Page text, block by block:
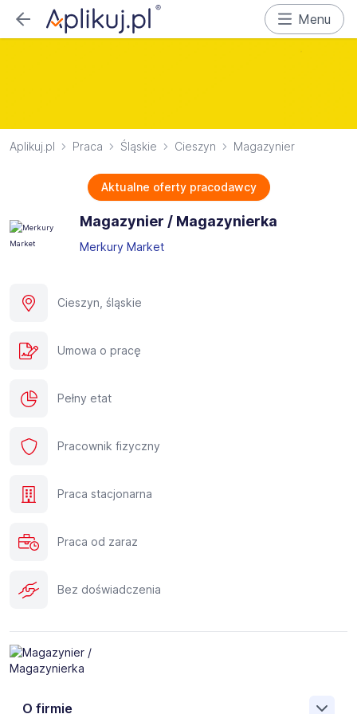
Menu
Aplikuj.pl Praca Śląskie Cieszyn Magazynier
Aktualne oferty pracodawcy
Magazynier / Magazynierka
Merkury Market
Cieszyn, śląskie
Umowa o pracę
Pełny etat
Pracownik fizyczny
Praca stacjonarna
Praca od zaraz
Bez doświadczenia
O firmie